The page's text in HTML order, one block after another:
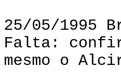
25/05/1995
Falta:
mesmo o